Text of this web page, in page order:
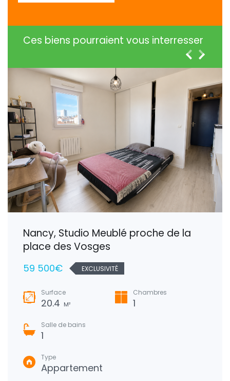
Ces biens pourraient vous interresser
Nancy, Studio Meublé proche de la
place des Vosges
59 500€ EXCLUSIVITÉ
Surface
20.4 M²
Chambres
1
Salle de bains
1
Type
Appartement